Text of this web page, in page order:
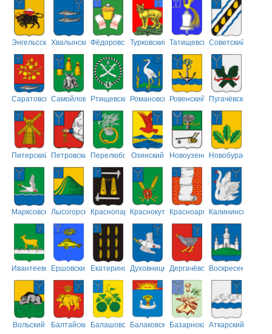
ЭнгельсскийХвалынскийФёдоровскийТурковский ТатищевскийСоветский
СаратовскийСамойловскийРтищевскийРомановскийРовенский Пугачёвский
Питерский ПетровскийПерелюбскийОзинский НовоузенскийНовобурасский
МарксовскийЛысогорскийКраснопартизанский
КраснокутскийКрасноармейский
Калининский
ИвантеевскийЕршовский ЕкатериновскийДуховницкийДергачёвскийВоскресенский
Вольский БалтайскийБалашовскийБалаковскийБазарнокарабулакский
Аткарский